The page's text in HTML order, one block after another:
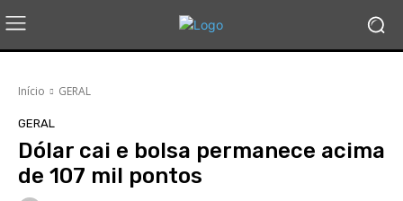
Início GERAL
GERAL
Dólar cai e bolsa permanece acima
de 107 mil pontos